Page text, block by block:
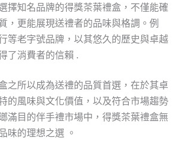
擇知名品牌的得獎茶葉禮盒，不僅能確
，更能展現送禮者的品味與格調。例
等老字號品牌，以其悠久的歷史與卓越
了消費者的信賴 .
之所以成為送禮的品質首選，在於其卓
的風味與文化價值，以及符合市場趨勢
滿目的伴手禮市場中，得獎茶葉禮盒無
味的理想之選 。